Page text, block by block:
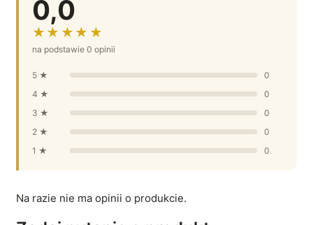
0,0
★★★★★
na podstawie 0 opinii
5 ★
0
4 ★
0
3 ★
0
2 ★
0
1 ★
0
Na razie nie ma opinii o produkcie.